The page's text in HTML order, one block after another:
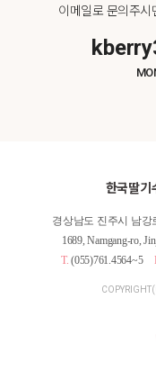
이메일로 문의주
한국딸기
경상남도 진주시 남강
1689, Namgang-ro,
T. (055)761.4564~5